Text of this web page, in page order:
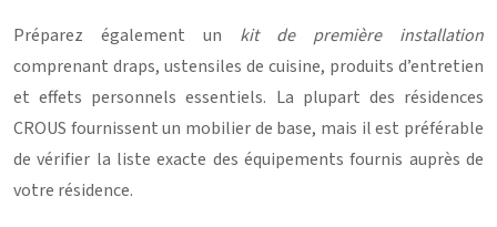
Préparez également un kit de première installation
comprenant draps, ustensiles de cuisine, produits d’entretien
et effets personnels essentiels. La plupart des résidences
CROUS fournissent un mobilier de base, mais il est préférable
de vérifier la liste exacte des équipements fournis auprès de
votre résidence.